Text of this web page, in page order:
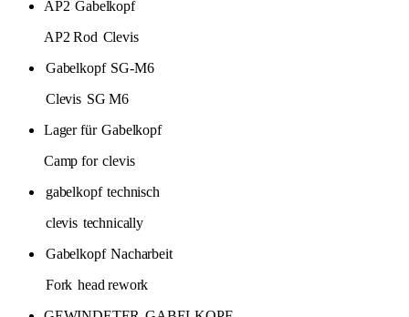
AP2 Gabelkopf
AP2 Rod Clevis
Gabelkopf SG-M6
Clevis SG M6
Lager für Gabelkopf
Camp for clevis
gabelkopf technisch
clevis technically
Gabelkopf Nacharbeit
Fork head rework